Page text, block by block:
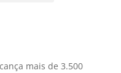
mais de 3.500